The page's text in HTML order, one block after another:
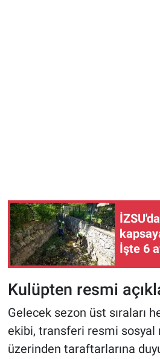
İşte 6
Kulüpten resmi
Gelecek sezon üst sıraları
ekibi, transferi resmi sosyal
üzerinden taraftarlarına